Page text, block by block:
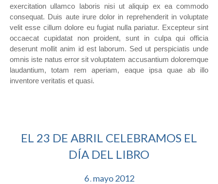
exercitation ullamco laboris nisi ut aliquip ex ea commodo
consequat. Duis aute irure dolor in reprehenderit in voluptate
velit esse cillum dolore eu fugiat nulla pariatur. Excepteur sint
occaecat cupidatat non proident, sunt in culpa qui officia
deserunt mollit anim id est laborum. Sed ut perspiciatis unde
omnis iste natus error sit voluptatem accusantium doloremque
laudantium, totam rem aperiam, eaque ipsa quae ab illo
inventore veritatis et quasi.
EL 23 DE ABRIL CELEBRAMOS EL
DÍA DEL LIBRO
6. mayo2012